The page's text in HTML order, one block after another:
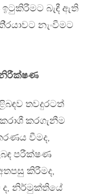
බැඳී ඇති
නැංවීමට
නිරීක්ෂණ
තවදුරටත්
කරගැනීම
වීමද,
පරීක්ෂණ
කිරීමද,
නිර්මුක්තියේ